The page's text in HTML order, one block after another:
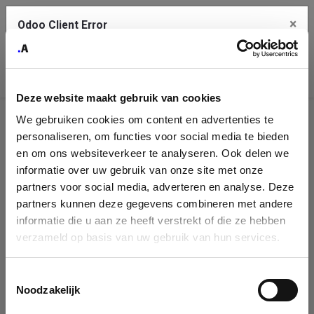
Deze website maakt gebruik van cookies
We gebruiken cookies om content en advertenties te
personaliseren, om functies voor social media te bieden
en om ons websiteverkeer te analyseren. Ook delen we
informatie over uw gebruik van onze site met onze
partners voor social media, adverteren en analyse. Deze
partners kunnen deze gegevens combineren met andere
informatie die u aan ze heeft verstrekt of die ze hebben
verzameld op basis van uw gebruik van hun services.
Noodzakelijk
Company
Identification
Please fill in your company details
You can search a company in our database by name, VAT or
enterprise ID. When a company is selected it will auto-complete the
form. If you don't find your company in our database, you can create
Odoo Client Error ×
service.
See details
Ok